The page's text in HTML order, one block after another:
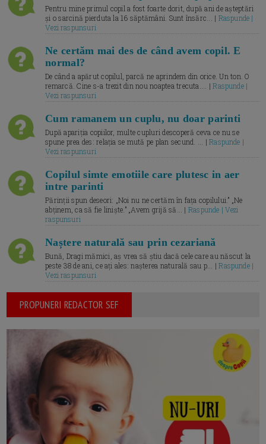
Pentru mine primul copil a fost foarte dorit, după ani de așteptări
și o sarcină pierduta la 16 săptămâni. Sunt însărc... | Raspunde |
Vezi raspunsuri
Ne certăm mai des de când avem copil. E
normal?
De când a apărut copilul, parcă ne aprindem din orice. Un ton. O
remarcă. Cine s-a trezit din nou noaptea trecuta.... |Raspunde |
Vezi raspunsuri
Cum ramanem un cuplu, nu doar parinti
După apariția copiilor, multe cupluri descoperă ceva ce nu se
spune prea des: relația se mută pe plan secund. ... |Raspunde |
Vezi raspunsuri
Copilul simte emotiile care plutesc in aer
intre parinti
Părinții spun deseori: „Noi nu ne certăm în fața copilului.” „Ne
abținem, ca să fie liniște.” „Avem grijă să... | Raspunde | Vezi
raspunsuri
Naștere naturală sau prin cezariană
Bună, Dragi mămici, aș vrea să știu dacă cele care au născut la
peste 38 de ani, ce ați ales: nașterea naturală sau p... |Raspunde |
Vezi raspunsuri
PROPUNERI REDACTOR SEF